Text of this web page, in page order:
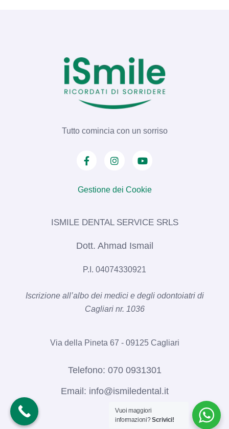
Tutto comincia con un sorriso
Gestione dei Cookie
ISMILE DENTAL SERVICE SRLS​
Dott. Ahmad Ismail
P.I. 04074330921
Iscrizione all’albo dei medici e degli odontoiatri di
Cagliari nr. 1036​
Via della Pineta 67 - 09125 Cagliari
Telefono: 070 0931301
Email: info@ismiledental.it
Vuoi maggiori
informazioni?Scrivici!